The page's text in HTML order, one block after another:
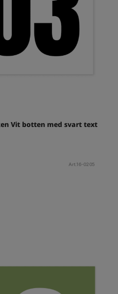
Vit botten med svart text
Art.16-0205